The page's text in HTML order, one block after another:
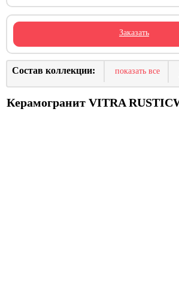
Заказать
Состав коллекции: показать все
Керамогранит VITRA